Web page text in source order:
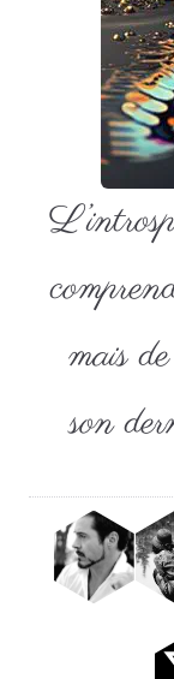
mais
son